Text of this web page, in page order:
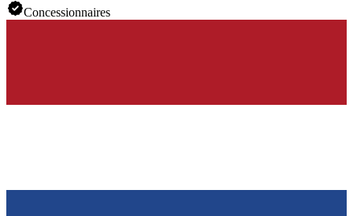
Concessionnaires